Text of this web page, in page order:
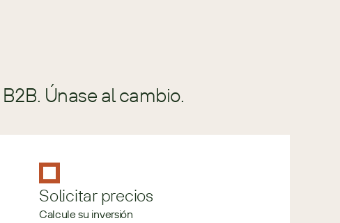
Únase al cambio.
Solicitar precios
Calcule su inversión